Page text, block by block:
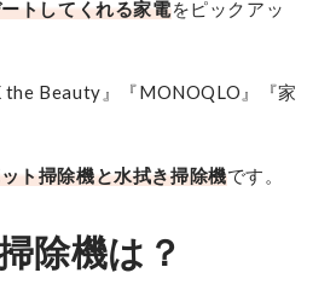
トしてくれる家電をピックアッ
Beauty』『MONOQLO』『家
ト掃除機と水拭き掃除機です。
除機は？